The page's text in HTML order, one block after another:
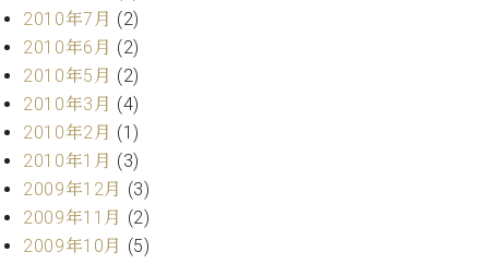
2010年7月 (2)
2010年6月 (2)
2010年5月 (2)
2010年3月 (4)
2010年2月 (1)
2010年1月 (3)
2009年12月 (3)
2009年11月 (2)
2009年10月 (5)